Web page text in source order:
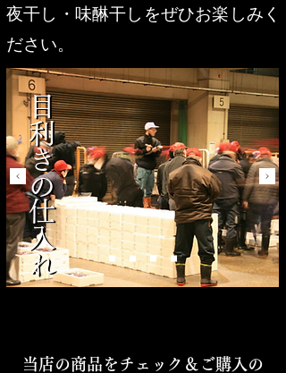
夜干し・味醂干しをぜひお楽しみく
ださい。
​ 目利きの仕入れ
​ 目利きの仕入れ
​当店の商品をチェック＆ご購入の